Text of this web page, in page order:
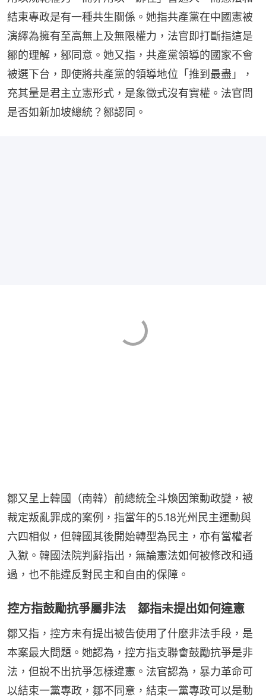
結束專政是有一種共生關係。她指共產黨在中國憲被
演繹為擁有至高無上及無限權力，法官即打斷指這是
鄒的理解，鄒同意。她又指，共產黨領導的國家不會
被選下台，即使將共產黨的領導地位「推到最盡」，
充其量是君主立憲形式，是象徵式沒有實權。法官問
是否如新加坡總統？鄒認同。
鄒又呈上韓國（南韓）前總統全斗煥因策動政變，被
裁定叛亂罪成的案例，指當年的5.18光州民主運動與
六四相似，但韓國其後開始轉型為民主，亦有當權者
入獄。韓國法院判辭指出，無論憲法如何被修改和通
過，也不能違反對民主和自由的保障。
控方指鼓勵抗爭屬非法 鄒指未提出如何違憲
鄒又指，控方未有提出被告使用了什麼非法手段，是
本案最大問題。她認為，控方指支聯會鼓勵抗爭是非
法，但說不出抗爭怎樣違憲。法官認為，暴力革命可
以結束一黨專政，鄒不同意，結束一黨專政可以是動